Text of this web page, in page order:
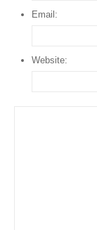
Email:
Website: